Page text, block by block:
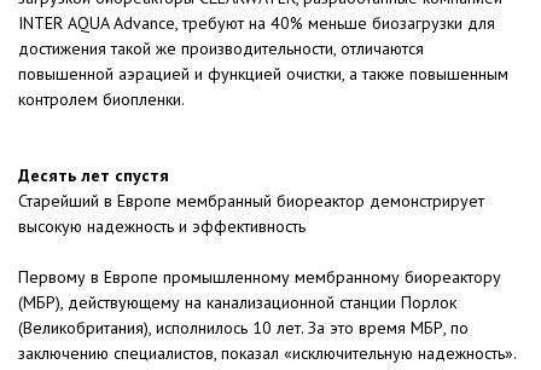
INTER AQUA Advance, требуют на 40% меньше биозагрузки для
достижения такой же производительности, отличаются
повышенной аэрацией и функцией очистки, а также повышенным
контролем биопленки.
Десять лет спустя
Старейший в Европе мембранный биореактор демонстрирует
высокую надежность и эффективность
Первому в Европе промышленному мембранному биореактору
(МБР), действующему на канализационной станции Порлок
(Великобритания), исполнилось 10 лет. За это время МБР, по
заключению специалистов, показал «исключительную надежность».